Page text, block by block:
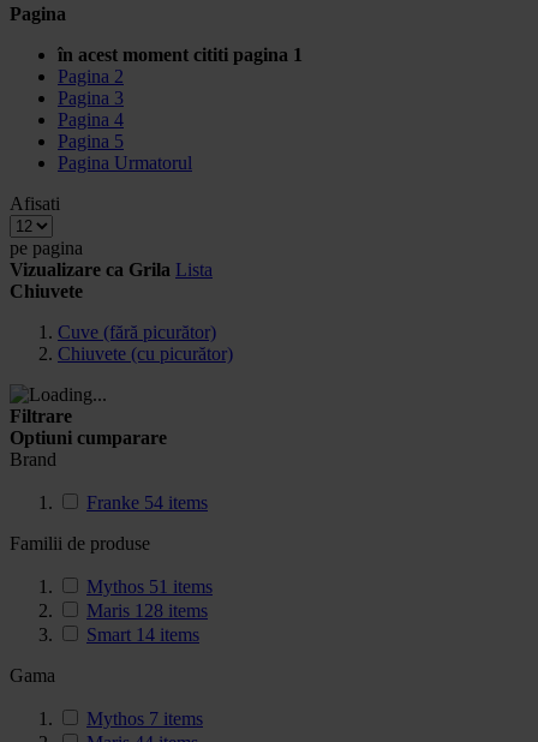
Pagina
în acest moment cititi pagina 1
Pagina 2
Pagina 3
Pagina 4
Pagina 5
Pagina Urmatorul
Afisati
pe pagina
Vizualizare ca Grila Lista
Chiuvete
Cuve (fără picurător)
Chiuvete (cu picurător)
Filtrare
Optiuni cumparare
Brand
Franke 54 items
Familii de produse
Mythos 51 items
Maris 128 items
Smart 14 items
Gama
Mythos 7 items